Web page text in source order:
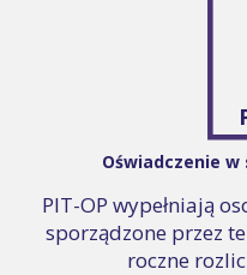
Oświadczenie
PIT-OP wypełniają
sporządzone przez
roczne